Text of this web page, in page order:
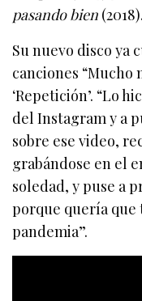
pasando bien (2018).
Su nuevo disco ya
canciones “Mucho
‘Repetición’. “Lo
del Instagram y a
sobre ese video,
grabándose en el
soledad, y puse a
porque quería que
pandemia”.